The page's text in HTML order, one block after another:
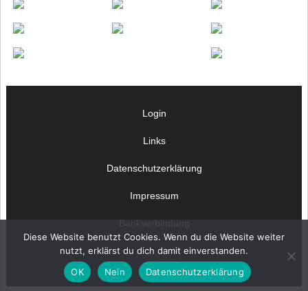
Login
Links
Datenschutzerklärung
Impressum
Bankverbindung
© OHC 2024
Diese Website benutzt Cookies. Wenn du die Website weiter
nutzt, erklärst du dich damit einverstanden.
OK
Nein Datenschutzerklärung